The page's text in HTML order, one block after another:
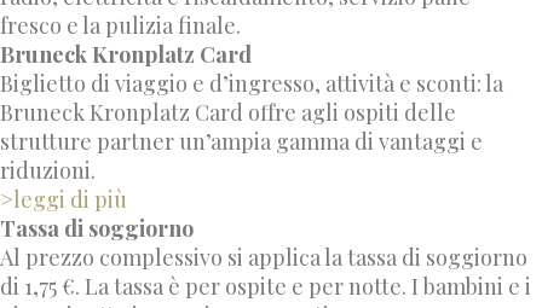
fresco e la pulizia finale.
Bruneck Kronplatz Card
Biglietto di viaggio e d’ingresso, attività e sconti: la
Bruneck Kronplatz Card offre agli ospiti delle
strutture partner un’ampia gamma di vantaggi e
riduzioni.
>leggi di più
Tassa di soggiorno
Al prezzo complessivo si applica la tassa di soggiorno
di 1,75 €. La tassa è per ospite e per notte. I bambini e i